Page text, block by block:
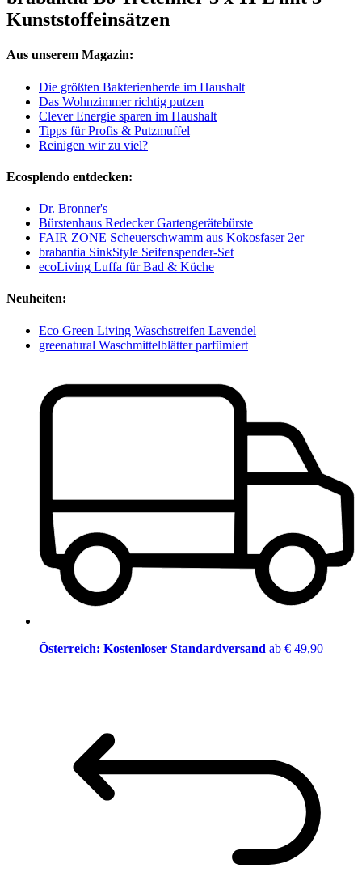
Kunststoffeinsätzen
Aus unserem Magazin:
Die größten Bakterienherde im Haushalt
Das Wohnzimmer richtig putzen
Clever Energie sparen im Haushalt
Tipps für Profis & Putzmuffel
Reinigen wir zu viel?
Ecosplendo entdecken:
Dr. Bronner's
Bürstenhaus Redecker Gartengerätebürste
FAIR ZONE Scheuerschwamm aus Kokosfaser 2er
brabantia SinkStyle Seifenspender-Set
ecoLiving Luffa für Bad & Küche
Neuheiten:
Eco Green Living Waschstreifen Lavendel
greenatural Waschmittelblätter parfümiert
Österreich: Kostenloser Standardversand ab € 49,90